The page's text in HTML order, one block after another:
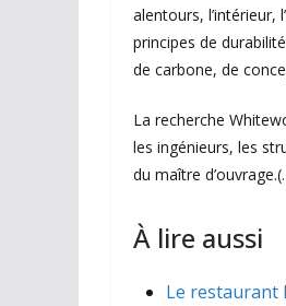
alentours,
principes de
de carbone, de
La recherche
les ingénieurs, les
du maître
À lire aussi
Le restaurant